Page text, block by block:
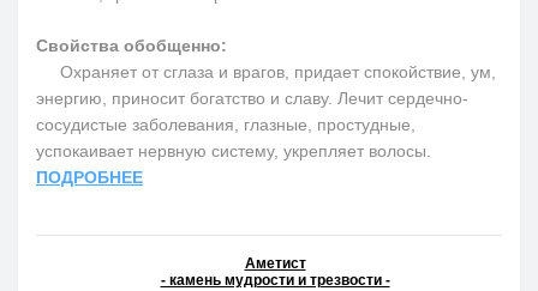
Свойства обобщенно:
Охраняет от сглаза и врагов, придает спокойствие, ум,
энергию, приносит богатство и славу. Лечит сердечно-
сосудистые заболевания, глазные, простудные,
успокаивает нервную систему, укрепляет волосы.
ПОДРОБНЕЕ
Аметист
- камень мудрости и трезвости -